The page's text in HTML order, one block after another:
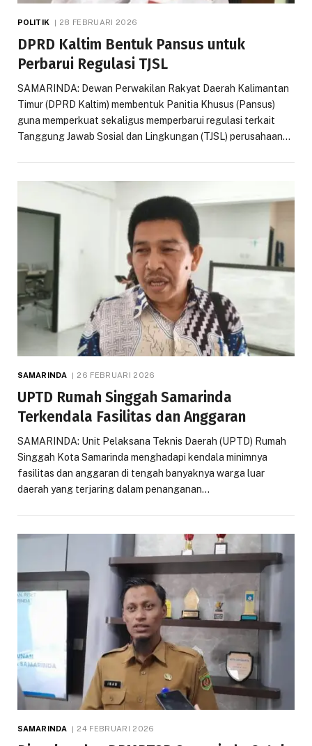
POLITIK 28 FEBRUARI 2026
DPRD Kaltim Bentuk Pansus untuk
Perbarui Regulasi TJSL
SAMARINDA: Dewan Perwakilan Rakyat Daerah Kalimantan
Timur (DPRD Kaltim) membentuk Panitia Khusus (Pansus)
guna memperkuat sekaligus memperbarui regulasi terkait
Tanggung Jawab Sosial dan Lingkungan (TJSL) perusahaan…
SAMARINDA 26 FEBRUARI 2026
UPTD Rumah Singgah Samarinda
Terkendala Fasilitas dan Anggaran
SAMARINDA: Unit Pelaksana Teknis Daerah (UPTD) Rumah
Singgah Kota Samarinda menghadapi kendala minimnya
fasilitas dan anggaran di tengah banyaknya warga luar
daerah yang terjaring dalam penanganan…
SAMARINDA 24 FEBRUARI 2026